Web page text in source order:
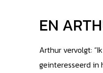
EN
Arthur vervolgt:
geinteresseerd in